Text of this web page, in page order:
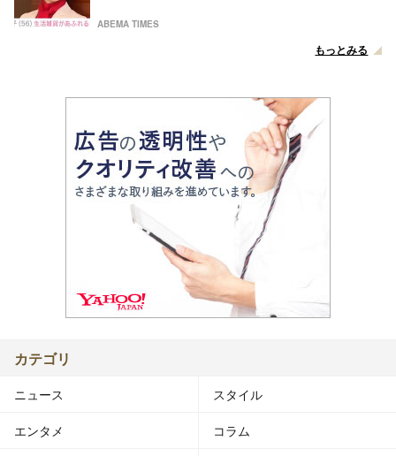
ABEMA TIMES
もっとみる
カテゴリ
ニュース スタイル
エンタメ コラム